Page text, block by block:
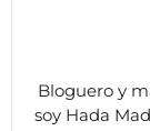
Bloguero y
soy Hada